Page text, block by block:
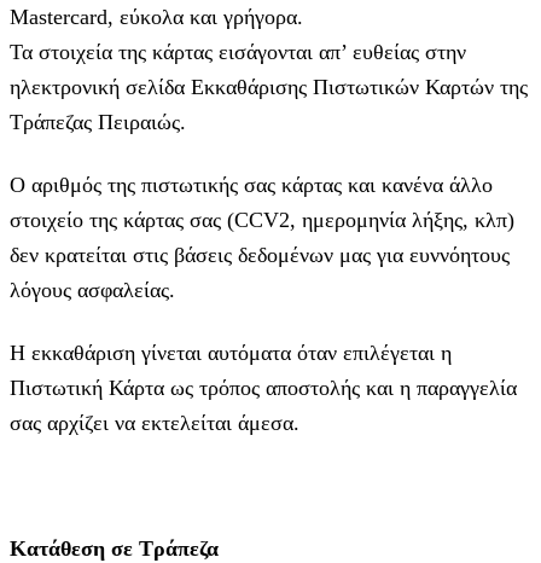
Mastercard, εύκολα και γρήγορα.
Τα στοιχεία της κάρτας εισάγoνται απ’ ευθείας στην
ηλεκτρονική σελίδα Εκκαθάρισης Πιστωτικών Καρτών της
Τράπεζας Πειραιώς.
Ο αριθμός της πιστωτικής σας κάρτας και κανένα άλλο
στοιχείο της κάρτας σας (CCV2, ημερομηνία λήξης, κλπ)
δεν κρατείται στις βάσεις δεδομένων μας για ευννόητους
λόγους ασφαλείας.
Η εκκαθάριση γίνεται αυτόματα όταν επιλέγεται η
Πιστωτική Κάρτα ως τρόπος αποστολής και η παραγγελία
σας αρχίζει να εκτελείται άμεσα.
Κατάθεση σε Τράπεζα